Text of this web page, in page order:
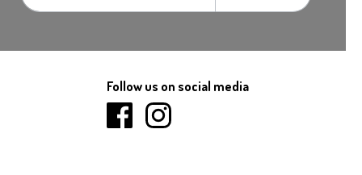
Follow us on social media